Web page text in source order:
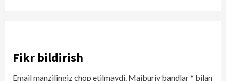
Fikr bildirish
Email manzilingiz chop etilmaydi. Majburiy bandlar* bilan